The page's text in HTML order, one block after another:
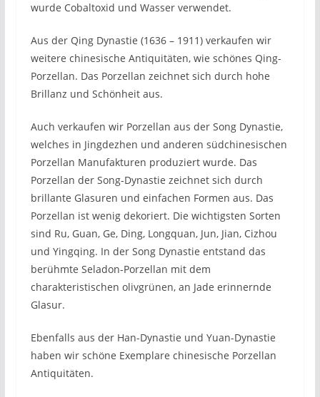
wurde Cobaltoxid und Wasser verwendet.
Aus der Qing Dynastie (1636 – 1911) verkaufen wir
weitere chinesische Antiquitäten, wie schönes Qing-
Porzellan. Das Porzellan zeichnet sich durch hohe
Brillanz und Schönheit aus.
Auch verkaufen wir Porzellan aus der Song Dynastie,
welches in Jingdezhen und anderen südchinesischen
Porzellan Manufakturen produziert wurde. Das
Porzellan der Song-Dynastie zeichnet sich durch
brillante Glasuren und einfachen Formen aus. Das
Porzellan ist wenig dekoriert. Die wichtigsten Sorten
sind Ru, Guan, Ge, Ding, Longquan, Jun, Jian, Cizhou
und Yingqing. In der Song Dynastie entstand das
berühmte Seladon-Porzellan mit dem
charakteristischen olivgrünen, an Jade erinnernde
Glasur.
Ebenfalls aus der Han-Dynastie und Yuan-Dynastie
haben wir schöne Exemplare chinesische Porzellan
Antiquitäten.